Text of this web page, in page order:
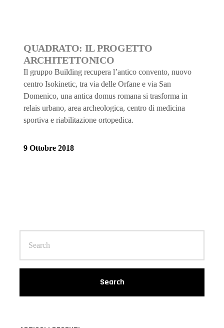
QUADRATO: IL PROGETTO
ARCHITETTONICO
Il gruppo Building recupera l’antico convento, nuovo
centro Isokinetic, tra via delle Orfane e via San
Domenico, una antica domus romana si trasforma in
relais urbano, area archeologica, centro di medicina
sportiva e riabilitazione ortopedica.
9 Ottobre 2018
Search